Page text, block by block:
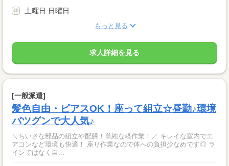
土曜日 日曜日
もっと見る
求人詳細を見る
[一般派遣]
髪色自由・ピアスOK！座って組立☆昼勤♪環境
バツグンで大人気♪
＼ちいさな部品の組立や配膳！単純な軽作業！／ キレイな室内でエ
アコンなど環境も快適！ 座り作業なので体への負担少なめです◎ ラ
インではなく自...